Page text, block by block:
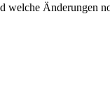
welche Änderungen